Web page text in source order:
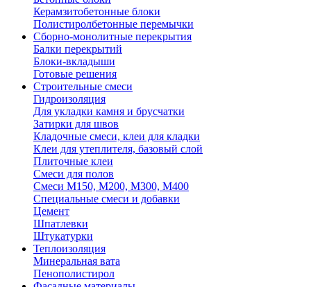
Керамзитобетонные блоки
Полистиролбетонные перемычки
Сборно-монолитные перекрытия
Балки перекрытий
Блоки-вкладыши
Готовые решения
Строительные смеси
Гидроизоляция
Для укладки камня и брусчатки
Затирки для швов
Кладочные смеси, клеи для кладки
Клеи для утеплителя, базовый слой
Плиточные клеи
Смеси для полов
Смеси М150, М200, М300, М400
Специальные смеси и добавки
Цемент
Шпатлевки
Штукатурки
Теплоизоляция
Минеральная вата
Пенополистирол